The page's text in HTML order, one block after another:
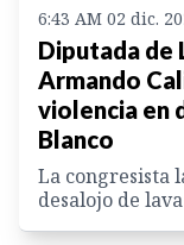
6:43 AM 02 dic.
Diputada de
Armando
violencia en
Blanco
La congresista
desalojo de